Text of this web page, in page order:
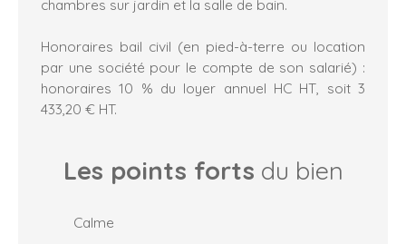
chambres sur jardin et la salle de bain.
Honoraires bail civil (en pied-à-terre ou location
par une société pour le compte de son salarié) :
honoraires 10 % du loyer annuel HC HT, soit 3
433,20 € HT.
Les points forts du bien
Calme